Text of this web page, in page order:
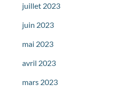
juillet 2023
juin 2023
mai 2023
avril 2023
mars 2023